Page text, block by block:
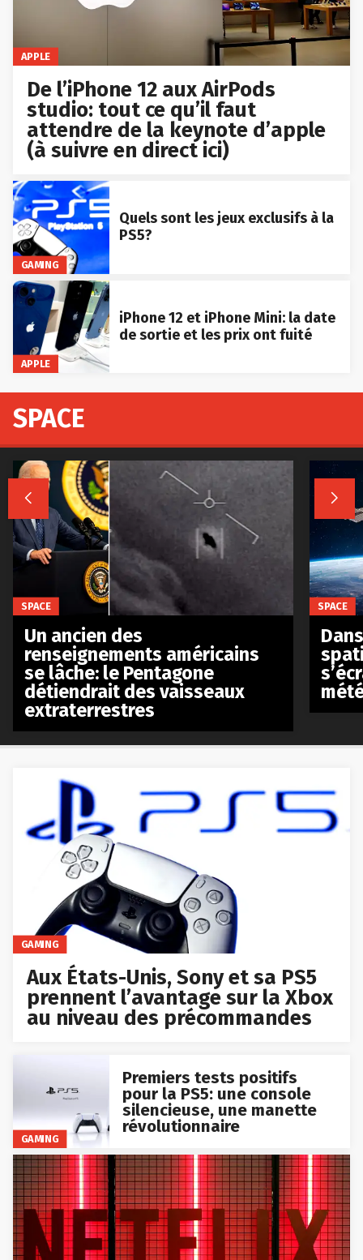
APPLE
De l’iPhone 12 aux AirPods
studio: tout ce qu’il faut
attendre de la keynote d’apple
(à suivre en direct ici)
GAMING
Quels sont les jeux exclusifs à la
PS5?
APPLE
iPhone 12 et iPhone Mini: la date
de sortie et les prix ont fuité
GAMING
Aux États-Unis, Sony et sa PS5
prennent l’avantage sur la Xbox
au niveau des précommandes
GAMING
Premiers tests positifs
pour la PS5: une console
silencieuse, une manette
révolutionnaire
SPACE
 
SPACE
Un ancien des
renseignements américains
se lâche: le Pentagone
détiendrait des vaisseaux
extraterrestres
SPACE